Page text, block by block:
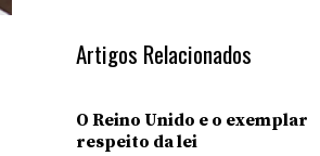
Artigos Relacionados
O Reino Unido e o exemplar
respeito da lei